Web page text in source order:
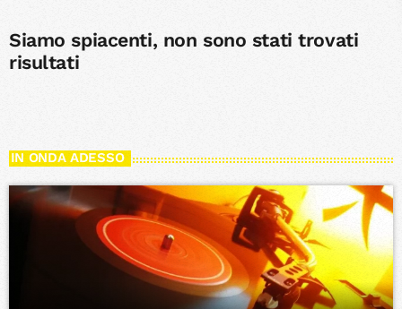
Siamo spiacenti, non sono stati trovati
risultati
IN ONDA ADESSO